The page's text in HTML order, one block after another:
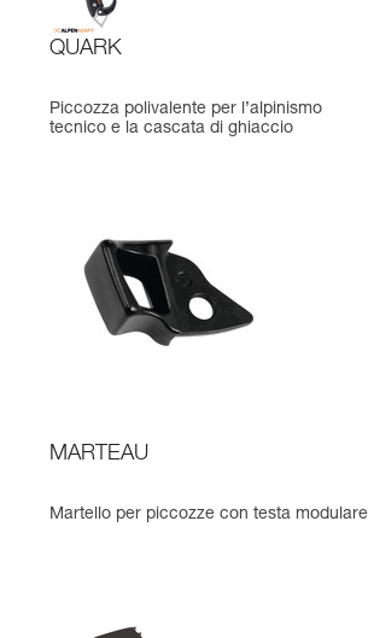
QUARK
Piccozza polivalente per l’alpinismo
tecnico e la cascata di ghiaccio
MARTEAU
Martello per piccozze con testa modulare